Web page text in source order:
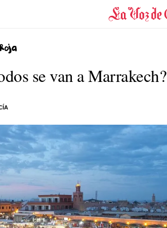
se van a Marrakech?